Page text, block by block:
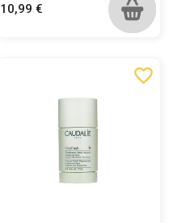
Prix
10,99 €
favorite_border